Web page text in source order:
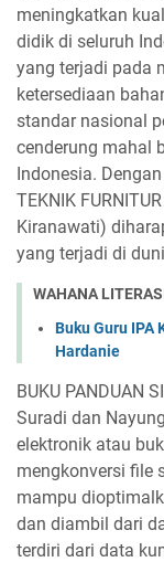
meningkatkan
didik di seluruh
yang terjadi pada
ketersediaan
standar nasional
cenderung mahal
Indonesia.
TEKNIK
Kiranawati)
yang terjadi di
WAHANA
Buku Guru IPA
Hardanie
BUKU PANDUAN
Suradi dan
elektronik atau
mengkonversi file
mampu
dan diambil dari
terdiri dari data